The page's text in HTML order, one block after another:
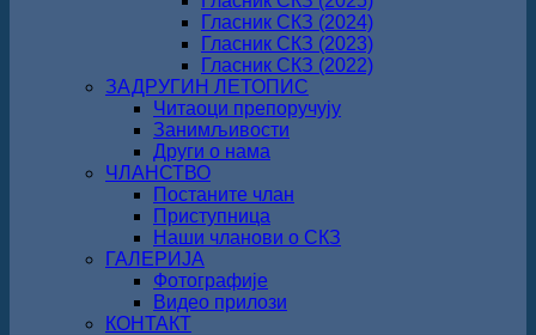
Гласник СКЗ (2024)
Гласник СКЗ (2023)
Гласник СКЗ (2022)
ЗАДРУГИН ЛЕТОПИС
Читаоци препоручују
Занимљивости
Други о нама
ЧЛАНСТВО
Постаните члан
Приступница
Наши чланови о СКЗ
ГАЛЕРИЈА
Фотографије
Видео прилози
КОНТАКТ